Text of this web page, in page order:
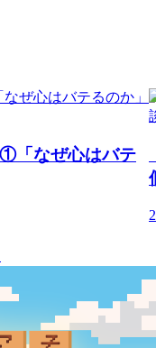
①「なぜ心はバテ